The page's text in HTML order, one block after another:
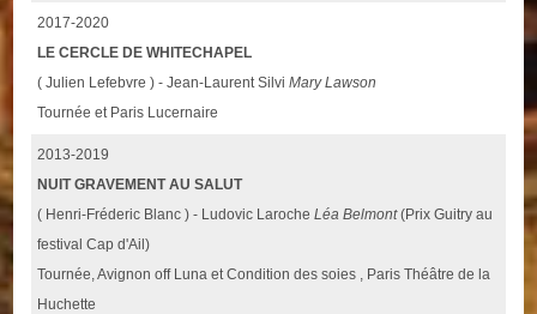
2017-2020
LE CERCLE DE WHITECHAPEL
( Julien Lefebvre ) - Jean-Laurent SilviMary Lawson
Tournée et Paris Lucernaire
2013-2019
NUIT GRAVEMENT AU SALUT
( Henri-Fréderic Blanc ) - Ludovic LarocheLéa Belmont(Prix Guitry au
festival Cap d'Ail)
Tournée, Avignon off Luna et Condition des soies , Paris Théâtre de la
Huchette